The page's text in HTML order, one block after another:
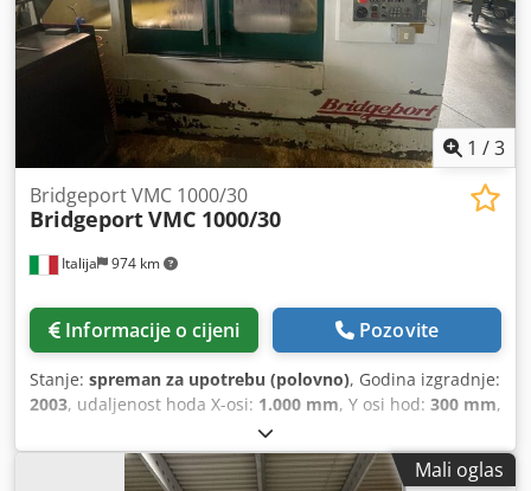
1 /3
Italija 974 km
Bridgeport VMC 1000/30
BridgeportVMC 1000/30
Informacije o cijeni Pozovite
Stanje: spreman za upotrebu (polovno), Godina izgradnje:
2003, udaljenost hoda X-osi: 1.000 mm, Y osi hod: 300 mm,
500 mm
HEIDENHAIN, model kontrolera:426, maksimalna brzina
6.000 okret/min, broj osovina:4 , Mali oglas